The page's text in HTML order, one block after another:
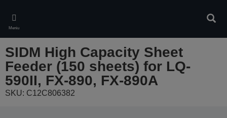
main
content
Meniu
SIDM High Capacity Sheet
Feeder (150 sheets) for LQ-
590II, FX-890, FX-890A
SKU: C12C806382